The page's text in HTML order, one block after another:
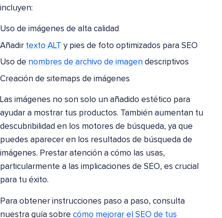
incluyen:
Uso de imágenes de alta calidad
Añadir texto ALT y pies de foto optimizados para SEO
Uso de nombres de archivo de imagen descriptivos
Creación de sitemaps de imágenes
Las imágenes no son solo un añadido estético para
ayudar a mostrar tus productos. También aumentan tu
descubribilidad en los motores de búsqueda, ya que
puedes aparecer en los resultados de búsqueda de
imágenes. Prestar atención a cómo las usas,
particularmente a las implicaciones de SEO, es crucial
para tu éxito.
Para obtener instrucciones paso a paso, consulta
nuestra guía sobre cómo mejorar el SEO de tus